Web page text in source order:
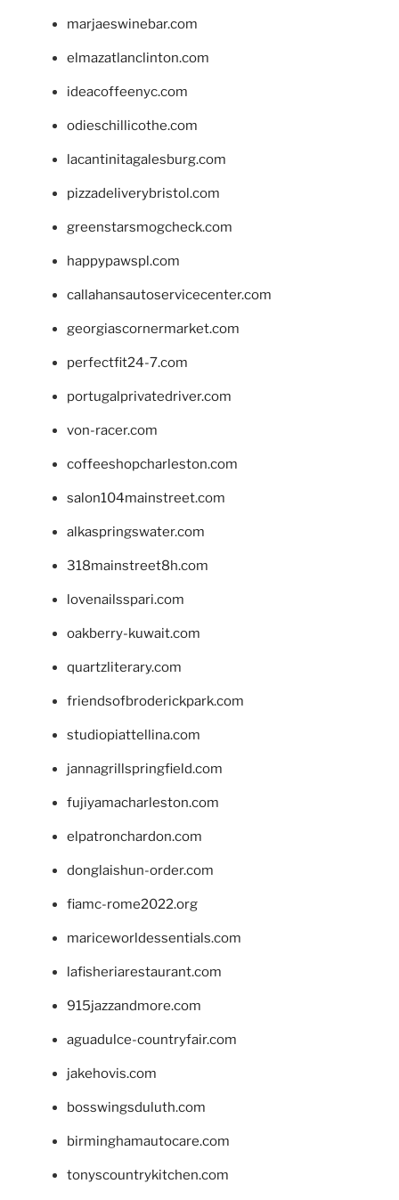
marjaeswinebar.com
elmazatlanclinton.com
ideacoffeenyc.com
odieschillicothe.com
lacantinitagalesburg.com
pizzadeliverybristol.com
greenstarsmogcheck.com
happypawspl.com
callahansautoservicecenter.com
georgiascornermarket.com
perfectfit24-7.com
portugalprivatedriver.com
von-racer.com
coffeeshopcharleston.com
salon104mainstreet.com
alkaspringswater.com
318mainstreet8h.com
lovenailsspari.com
oakberry-kuwait.com
quartzliterary.com
friendsofbroderickpark.com
studiopiattellina.com
jannagrillspringfield.com
fujiyamacharleston.com
elpatronchardon.com
donglaishun-order.com
fiamc-rome2022.org
mariceworldessentials.com
lafisheriarestaurant.com
915jazzandmore.com
aguadulce-countryfair.com
jakehovis.com
bosswingsduluth.com
birminghamautocare.com
tonyscountrykitchen.com